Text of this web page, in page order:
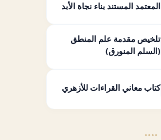
المعتمد المستند بناء نجاة الأبد
تلخيص مقدمة علم المنطق
(السلم المنورق)
كتاب معاني القراءات للأزهري